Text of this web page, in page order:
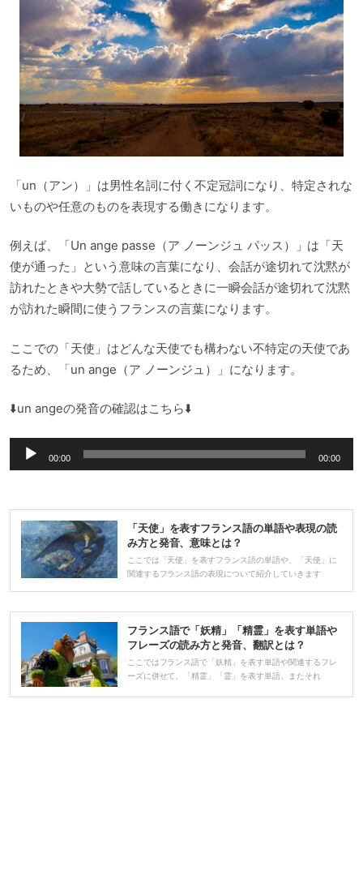
「un（アン）」は男性名詞に付く不定冠詞になり、特定されな
いものや任意のものを表現する働きになります。
例えば、「Un ange passe（ア ノーンジュ パッス）」は「天
使が通った」という意味の言葉になり、会話が途切れて沈黙が
訪れたときや大勢で話しているときに一瞬会話が途切れて沈黙
が訪れた瞬間に使うフランスの言葉になります。
ここでの「天使」はどんな天使でも構わない不特定の天使であ
るため、「un ange（ア ノーンジュ）」になります。
⬇️un angeの発音の確認はこちら⬇️
声
ー
00:00 00:00
「天使」を表すフランス語の単語や表現の読
み方と発音、意味とは？
ここでは「天使」を表すフランス語の単語や、「天使」に
関連するフランス語の表現について紹介していきます
フランス語で「妖精」「精霊」を表す単語や
フレーズの読み方と発音、翻訳とは？
ここではフランス語で「妖精」を表す単語や関連するフレ
ーズに併せて、「精霊」「霊」を表す単語、またそれ